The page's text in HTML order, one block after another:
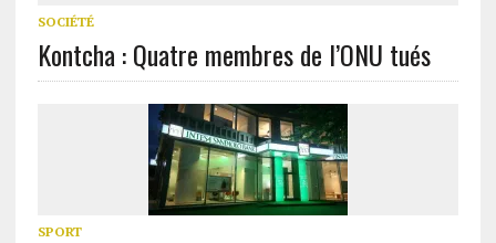
SOCIÉTÉ
Kontcha : Quatre membres de l’ONU tués
SPORT